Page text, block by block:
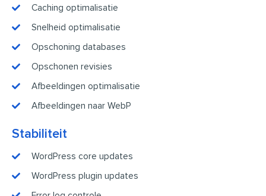
Caching optimalisatie
Snelheid optimalisatie
Opschoning databases
Opschonen revisies
Afbeeldingen optimalisatie
Afbeeldingen naar WebP
Stabiliteit
WordPress core updates
WordPress plugin updates